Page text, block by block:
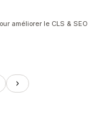
améliorer le CLS & SEO